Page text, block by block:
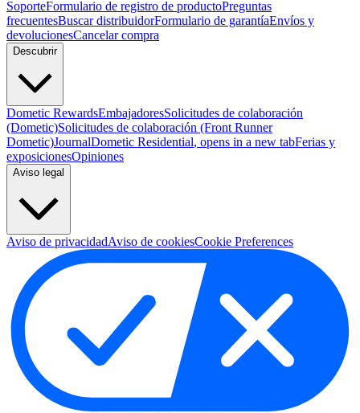
SoporteFormulario de registro de productoPreguntas
frecuentesBuscar distribuidorFormulario de garantíaEnvíos y
devolucionesCancelar compra
Descubrir
Dometic RewardsEmbajadoresSolicitudes de colaboración
(Dometic)Solicitudes de colaboración (Front Runner
Dometic)JournalDometic Residential, opens in a new tabFerias y
exposicionesOpiniones
Aviso legal
Aviso de privacidadAviso de cookiesCookie Preferences